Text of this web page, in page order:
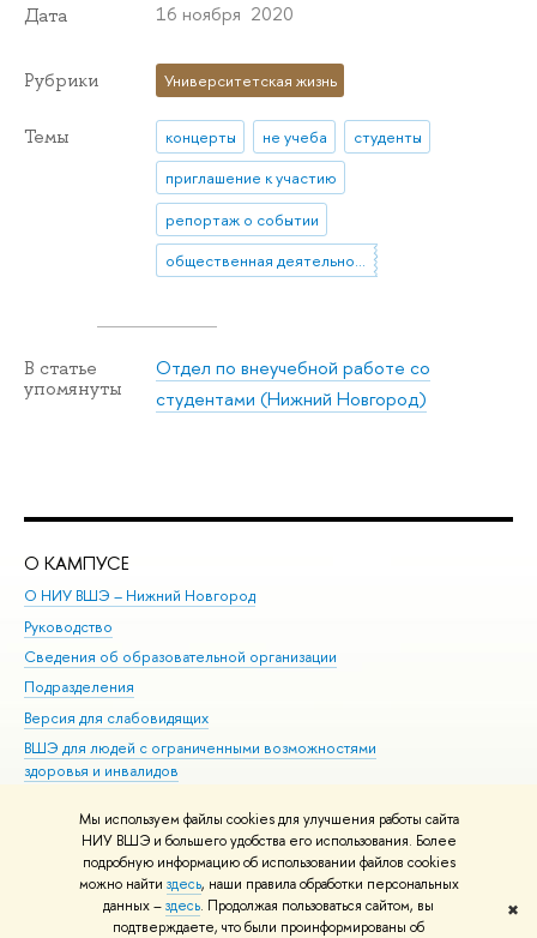
Мы используем файлы cookies для улучшения работы сайта
НИУ ВШЭ и большего удобства его использования. Более
подробную информацию об использовании файлов cookies
можно найти здесь, наши правила обработки персональных
данных –здесь. Продолжая пользоваться сайтом, вы
подтверждаете, что были проинформированы об
✖
Дата 16 ноября 2020
Рубрики Университетская жизнь
Темы концерты не учеба
студенты
приглашение к участию
репортаж о событии
общественная деятельность
В статье
упомянуты
Отдел по внеучебной работе со
студентами (Нижний Новгород)
О КАМПУСЕ
О НИУ ВШЭ – Нижний Новгород
Руководство
Сведения об образовательной организации
Подразделения
Версия для слабовидящих
ВШЭ для людей с ограниченными возможностями
здоровья и инвалидов